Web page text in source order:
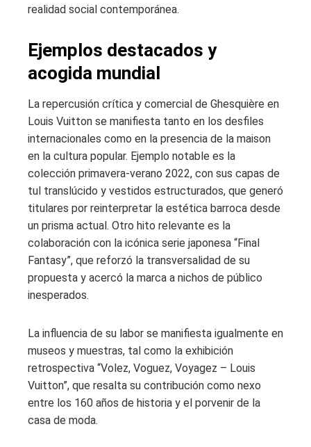
realidad social contemporánea.
Ejemplos destacados y
acogida mundial
La repercusión crítica y comercial de Ghesquière en
Louis Vuitton se manifiesta tanto en los desfiles
internacionales como en la presencia de la maison
en la cultura popular. Ejemplo notable es la
colección primavera-verano 2022, con sus capas de
tul translúcido y vestidos estructurados, que generó
titulares por reinterpretar la estética barroca desde
un prisma actual. Otro hito relevante es la
colaboración con la icónica serie japonesa “Final
Fantasy”, que reforzó la transversalidad de su
propuesta y acercó la marca a nichos de público
inesperados.
La influencia de su labor se manifiesta igualmente en
museos y muestras, tal como la exhibición
retrospectiva “Volez, Voguez, Voyagez – Louis
Vuitton”, que resalta su contribución como nexo
entre los 160 años de historia y el porvenir de la
casa de moda.